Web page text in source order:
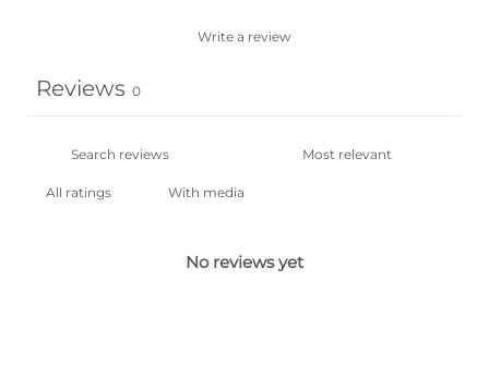
Write a review
Reviews 0
With media
No reviews yet